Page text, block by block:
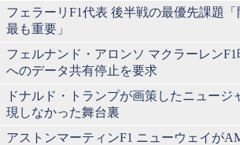
フェラーリF1代表 後半戦の最優先課題
最も重要」
フェルナンド・アロンソ マクラーレン
へのデータ共有停止を要求
ドナルド・トランプが画策したニュージ
現しなかった舞台裏
アストンマーティンF1 ニューウェイが